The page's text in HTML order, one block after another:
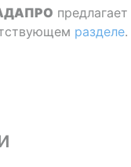
предлагает
разделе.